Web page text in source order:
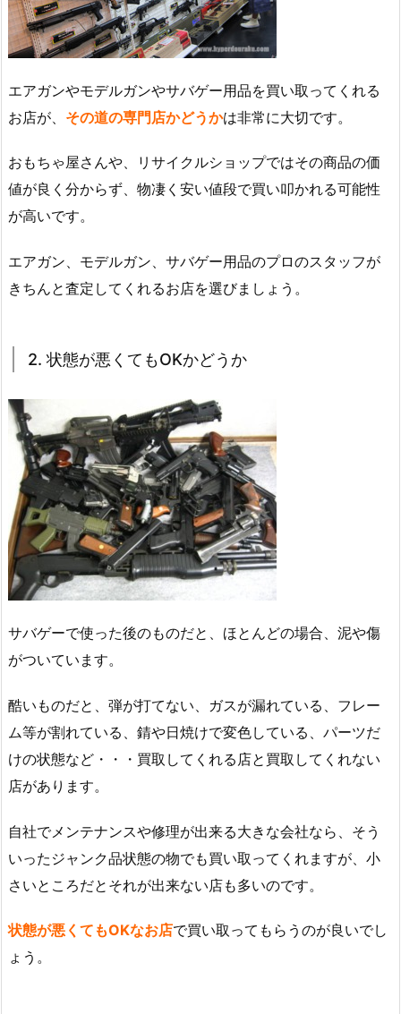
エアガンやモデルガンやサバゲー用品を買い取ってくれる
お店が、 その道の専門店かどうかは非常に大切です。
おもちゃ屋さんや、リサイクルショップではその商品の価
値が良く分からず、物凄く安い値段で買い叩かれる可能性
が高いです。
エアガン、モデルガン、サバゲー用品のプロのスタッフが
きちんと査定してくれるお店を選びましょう。
2. 状態が悪くてもOKかどうか
サバゲーで使った後のものだと、ほとんどの場合、泥や傷
がついています。
酷いものだと、弾が打てない、ガスが漏れている、フレー
ム等が割れている、錆や日焼けで変色している、パーツだ
けの状態など・・・買取してくれる店と買取してくれない
店があります。
自社でメンテナンスや修理が出来る大きな会社なら、そう
いったジャンク品状態の物でも買い取ってくれますが、小
さいところだとそれが出来ない店も多いのです。
状態が悪くてもOKなお店で買い取ってもらうのが良いでし
ょう。